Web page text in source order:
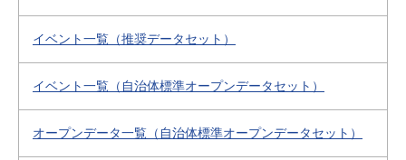
イベント一覧（推奨データセット）
イベント一覧（自治体標準オープンデータセット）
オープンデータ一覧（自治体標準オープンデータセット）